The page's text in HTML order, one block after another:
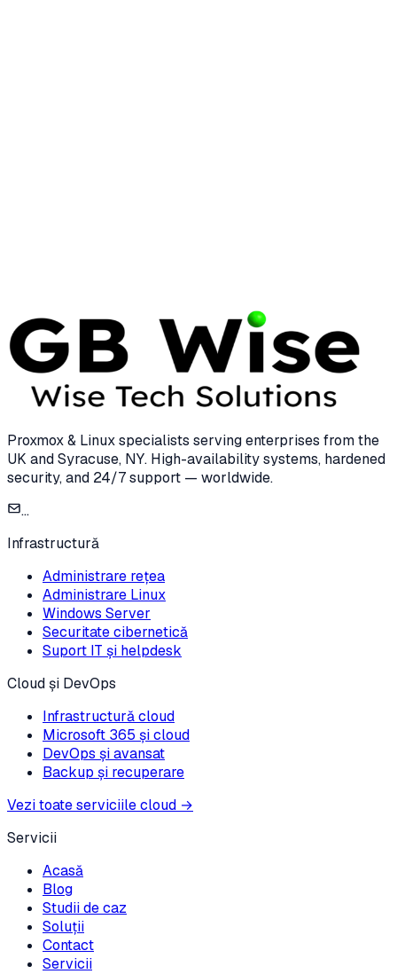
Proxmox & Linux specialists serving enterprises from the
UK and Syracuse, NY. High-availability systems, hardened
security, and 24/7 support — worldwide.
...
Infrastructură
Administrare rețea
Administrare Linux
Windows Server
Securitate cibernetică
Suport IT și helpdesk
Cloud și DevOps
Infrastructură cloud
Microsoft 365 și cloud
DevOps și avansat
Backup și recuperare
Vezi toate serviciile cloud →
Servicii
Acasă
Blog
Studii de caz
Soluții
Contact
Servicii